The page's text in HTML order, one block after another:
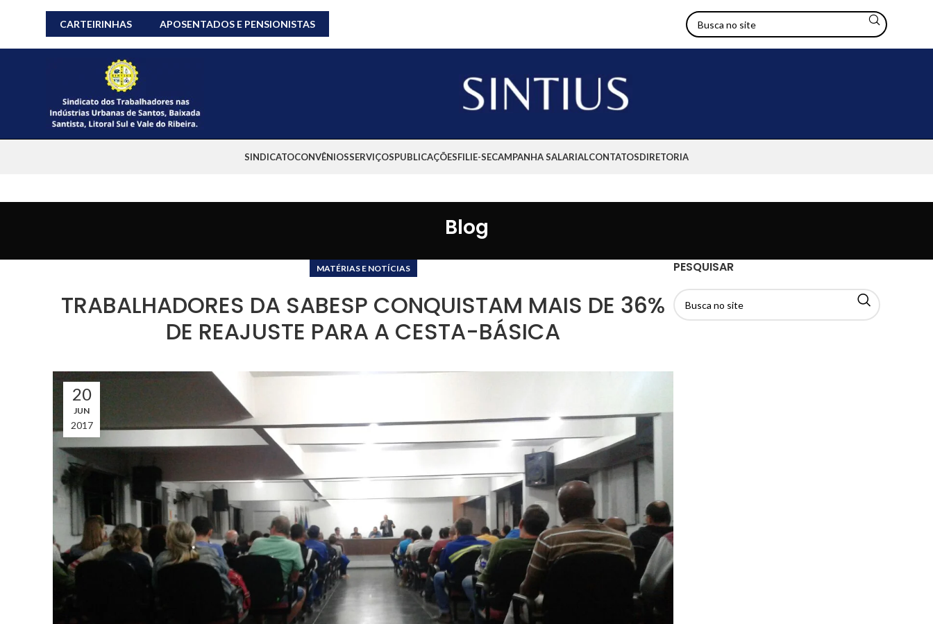
CARTEIRINHAS APOSENTADOS E PENSIONISTAS
SINDICATOCONVÊNIOSSERVIÇOSPUBLICAÇÕESFILIE-SECAMPANHA SALARIALCONTATOSDIRETORIA
Blog
MATÉRIAS E NOTÍCIAS
TRABALHADORES DA SABESP CONQUISTAM MAIS DE 36%
DE REAJUSTE PARA A CESTA-BÁSICA
20
JUN
2017
PESQUISAR